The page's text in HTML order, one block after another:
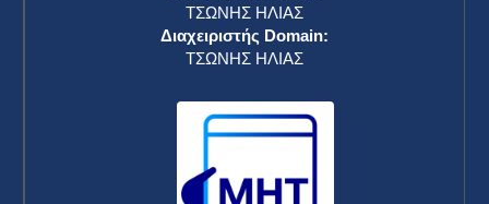
ΤΣΩΝΗΣ ΗΛΙΑΣ
Διαχειριστής Domain:
ΤΣΩΝΗΣ ΗΛΙΑΣ